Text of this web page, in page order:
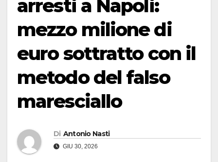
arresti a Napoli:
mezzo milione di
euro sottratto con il
metodo del falso
maresciallo
Di Antonio Nasti
GIU 30, 2026